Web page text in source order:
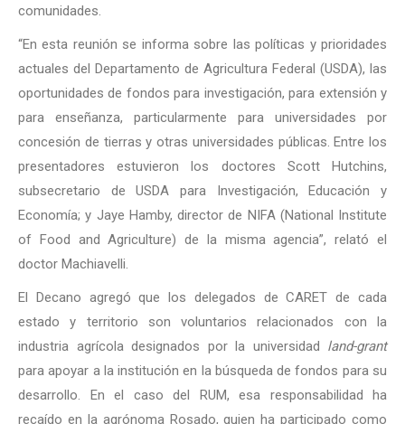
comunidades.
“En esta reunión se informa sobre las políticas y prioridades
actuales del Departamento de Agricultura Federal (USDA), las
oportunidades de fondos para investigación, para extensión y
para enseñanza, particularmente para universidades por
concesión de tierras y otras universidades públicas. Entre los
presentadores estuvieron los doctores Scott Hutchins,
subsecretario de USDA para Investigación, Educación y
Economía; y Jaye Hamby, director de NIFA (National Institute
of Food and Agriculture) de la misma agencia”, relató el
doctor Machiavelli.
El Decano agregó que los delegados de CARET de cada
estado y territorio son voluntarios relacionados con la
industria agrícola designados por la universidad land-grant
para apoyar a la institución en la búsqueda de fondos para su
desarrollo. En el caso del RUM, esa responsabilidad ha
recaído en la agrónoma Rosado, quien ha participado como